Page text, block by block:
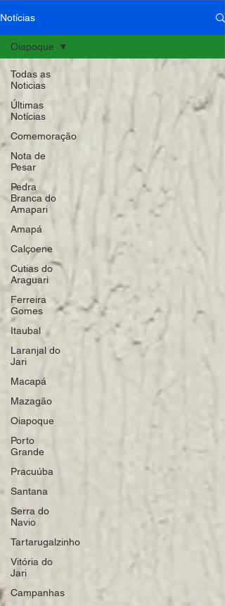
Notícias
Todas as
Noticias
Últimas
Notícias
Comemoração
Nota de
Pesar
Pedra
Branca do
Amapari
Amapá
Calçoene
Cutias do
Araguari
Ferreira
Gomes
Itaubal
Laranjal do
Jari
Macapá
Mazagão
Oiapoque
Porto
Grande
Pracuúba
Santana
Serra do
Navio
Tartarugalzinho
Vitória do
Jari
Campanhas
Oiapoque